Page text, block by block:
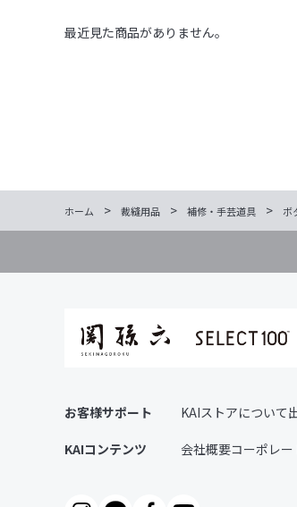
最近見た商品がありません。
ホーム > 裁縫用品 > 補修・手芸道具 > ボ
お客様サポート KAIストアについて
KAIコンテンツ 会社概要コーポレー